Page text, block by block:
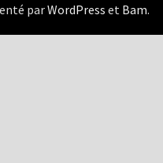
parWordPress et Bam.